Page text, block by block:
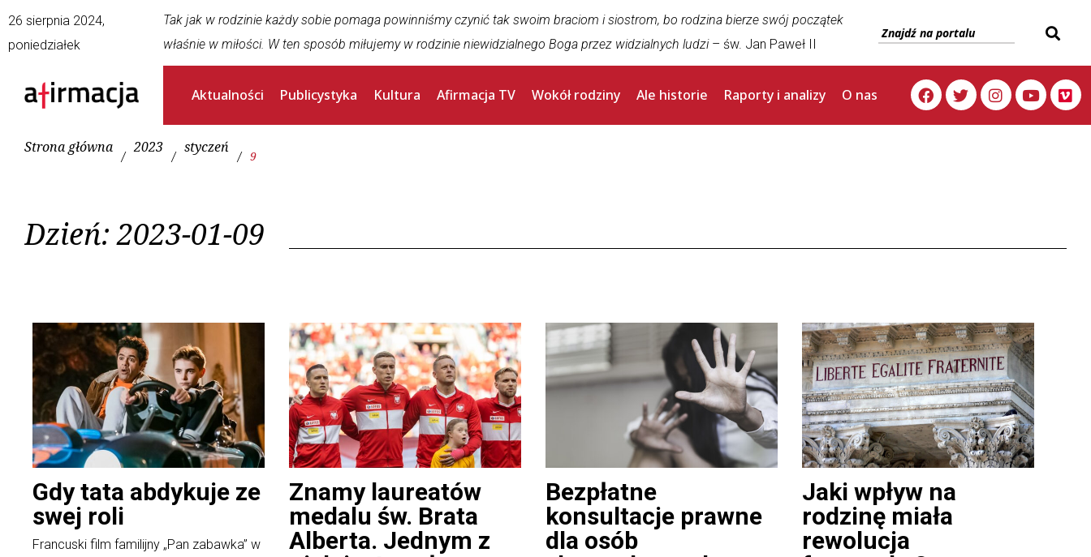
26 sierpnia 2024,
poniedziałek
Tak jak w rodzinie każdy sobie pomaga powinniśmy czynić tak swoim braciom i siostrom, bo rodzina bierze swój początek
właśnie w miłości. W ten sposób miłujemy w rodzinie niewidzialnego Boga przez widzialnych ludzi– św. Jan Paweł II
Aktualności Publicystyka Kultura Afirmacja TV Wokół rodziny Ale historie Raporty i analizy O nas
Strona główna
/
2023
/
styczeń
/ 9
Dzień:2023-01-09
Gdy tata abdykuje ze
swej roli
Francuski film familijny „Pan zabawka” w
Znamy laureatów
medalu św. Brata
Alberta. Jednym z
Bezpłatne
konsultacje prawne
dla osób
Jaki wpływ na
rodzinę miała
rewolucja